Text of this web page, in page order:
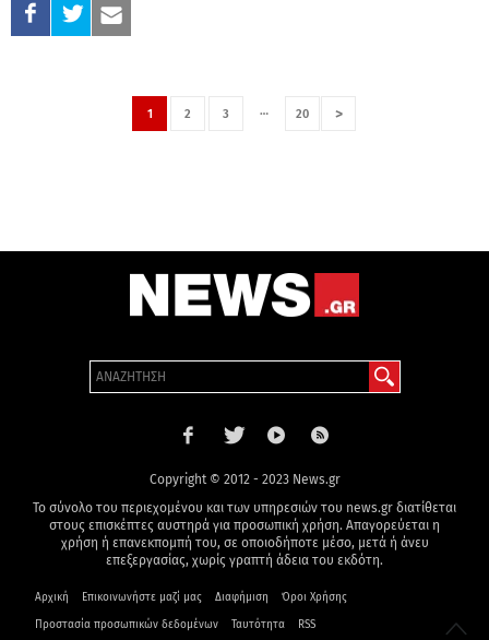
1 2 3 … 20 >
Copyright © 2012 - 2023 News.gr
Το σύνολο του περιεχομένου και των υπηρεσιών του news.gr διατίθεται
στους επισκέπτες αυστηρά για προσωπική χρήση. Απαγορεύεται η
χρήση ή επανεκπομπή του, σε οποιοδήποτε μέσο, μετά ή άνευ
επεξεργασίας, χωρίς γραπτή άδεια του εκδότη.
Αρχική Επικοινωνήστε μαζί μας Διαφήμιση Όροι Χρήσης
Προστασία προσωπικών δεδομένων Ταυτότητα RSS